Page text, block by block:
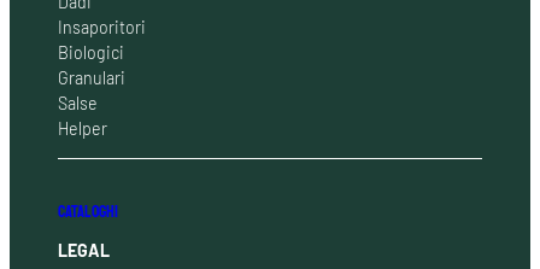
Insaporitori
Biologici
Granulari
Salse
Helper
CATALOGHI
LEGAL